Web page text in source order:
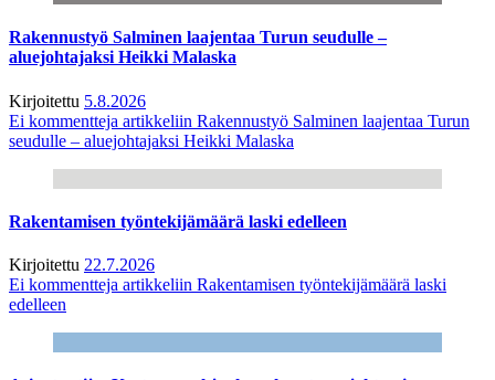
Rakennustyö Salminen laajentaa Turun seudulle –
aluejohtajaksi Heikki Malaska
Kirjoitettu 5.8.2026
Ei kommentteja artikkeliin Rakennustyö Salminen laajentaa Turun
seudulle – aluejohtajaksi Heikki Malaska
Rakentamisen työntekijämäärä laski edelleen
Kirjoitettu 22.7.2026
Ei kommentteja artikkeliin Rakentamisen työntekijämäärä laski
edelleen